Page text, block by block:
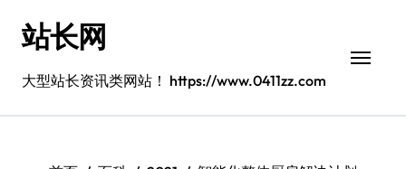
站长网
大型站长资讯类网站！ https://www.0411zz.com